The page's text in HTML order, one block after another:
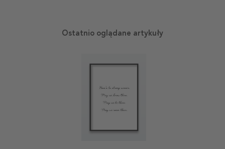
Ostatnio oglądane artykuły